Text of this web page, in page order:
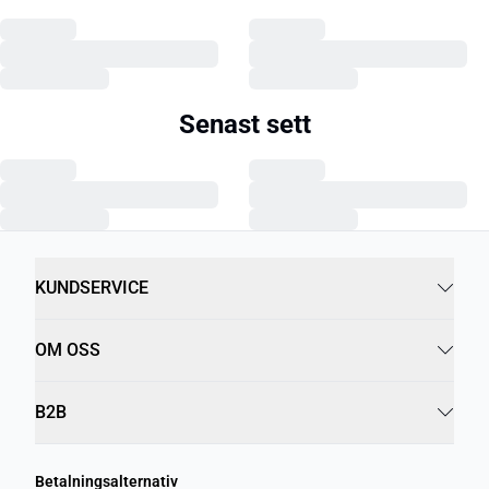
Senast sett
KUNDSERVICE
OM OSS
B2B
Betalningsalternativ